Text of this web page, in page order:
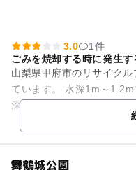
3.0
1件
ごみを焼却する時に発生
山梨県甲府市のリサイク
ています。 水深1m～
深0.7mの幼児用プールを
舞鶴城公園